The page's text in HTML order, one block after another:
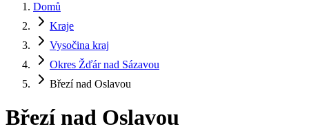
Domů
Kraje
Vysočina kraj
Okres Žďár nad Sázavou
Březí nad Oslavou
Březí nad Oslavou